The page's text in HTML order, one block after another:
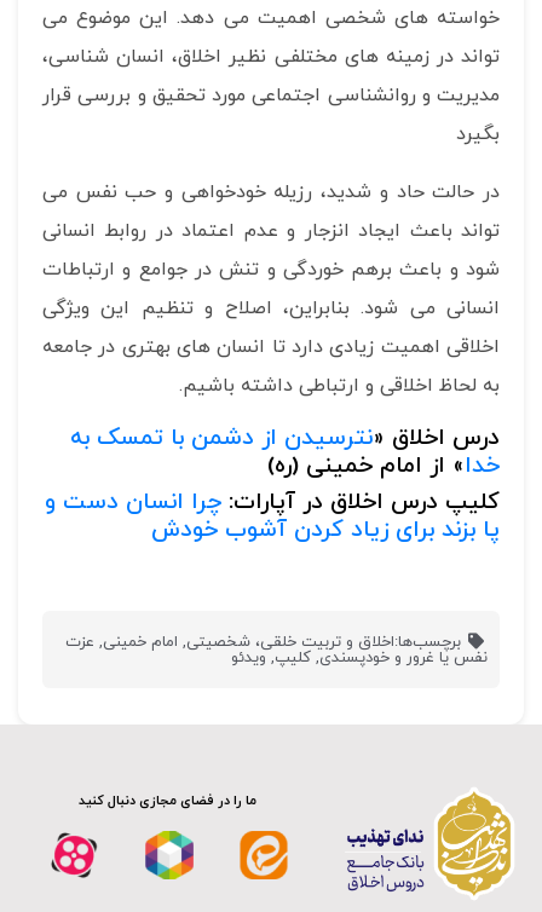
خواسته های شخصی اهمیت می دهد. این موضوع می
تواند در زمینه های مختلفی نظیر اخلاق، انسان شناسی،
مدیریت و روانشناسی اجتماعی مورد تحقیق و بررسی قرار
بگیرد
در حالت حاد و شدید، رزیله خودخواهی و حب نفس می
تواند باعث ایجاد انزجار و عدم اعتماد در روابط انسانی
شود و باعث برهم خوردگی و تنش در جوامع و ارتباطات
انسانی می شود. بنابراین، اصلاح و تنظیم این ویژگی
اخلاقی اهمیت زیادی دارد تا انسان های بهتری در جامعه
به لحاظ اخلاقی و ارتباطی داشته باشیم.
درس اخلاق «نترسیدن از دشمن با تمسک به
خدا» از امام خمینی (ره)
کلیپ درس اخلاق در آپارات: چرا انسان دست و
پا بزند برای زیاد کردن آشوب خودش
برچسب‌ها:اخلاق و تربیت خلقی، شخصیتی, امام خمینی, عزت
نفس یا غرور و خودپسندی, کلیپ,ویدئو
ما را در فضای مجازی دنبال کنید